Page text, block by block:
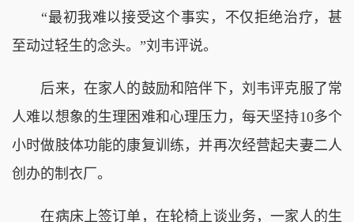
“最初我难以接受这个事实，不仅拒绝治疗，甚
至动过轻生的念头。”刘韦评说。
后来，在家人的鼓励和陪伴下，刘韦评克服了常
人难以想象的生理困难和心理压力，每天坚持10多个
小时做肢体功能的康复训练，并再次经营起夫妻二人
创办的制衣厂。
在病床上签订单，在轮椅上谈业务，一家人的生